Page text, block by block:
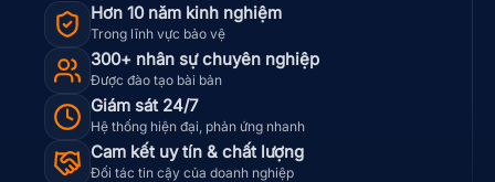
Hơn 10 năm kinh nghiệm
Trong lĩnh vực bảo vệ
300+ nhân sự chuyên nghiệp
Được đào tạo bài bản
Giám sát 24/7
Hệ thống hiện đại, phản ứng nhanh
Cam kết uy tín & chất lượng
Đối tác tin cậy của doanh nghiệp